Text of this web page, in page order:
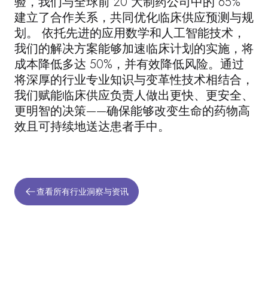
建立了合作关系，共同优化临床供应预测与规
划。 依托先进的应用数学和人工智能技术，
我们的解决方案能够加速临床计划的实施，将
成本降低多达 50%，并有效降低风险。通过
将深厚的行业专业知识与变革性技术相结合，
我们赋能临床供应负责人做出更快、更安全、
更明智的决策——确保能够改变生命的药物高
效且可持续地送达患者手中。
查看所有行业洞察与资讯